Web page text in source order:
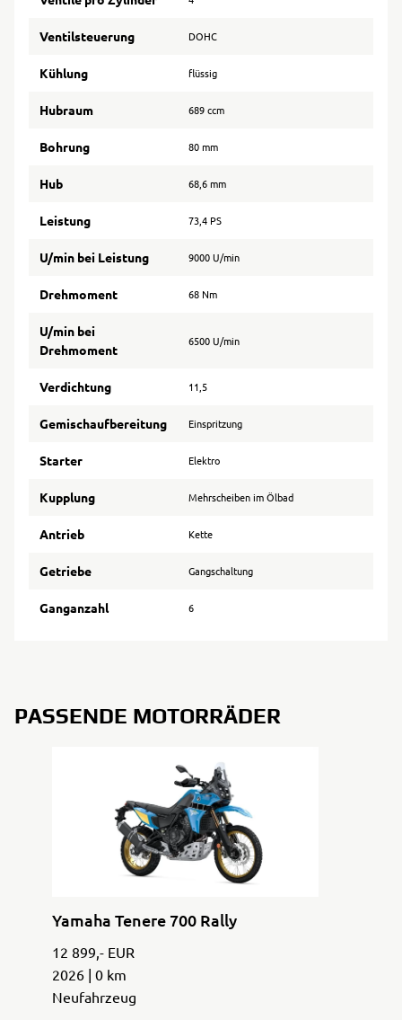
Ventilsteuerung DOHC
Kühlung flüssig
Hubraum 689 ccm
Bohrung 80 mm
Hub 68,6 mm
Leistung 73,4 PS
U/min bei Leistung 9000 U/min
Drehmoment 68 Nm
U/min bei
Drehmoment
6500 U/min
Verdichtung 11,5
Gemischaufbereitung Einspritzung
Starter Elektro
Kupplung Mehrscheiben im Ölbad
Antrieb Kette
Getriebe Gangschaltung
Ganganzahl 6
PASSENDE MOTORRÄDER
Yamaha Tenere 700 Rally
12 899,- EUR
2026 | 0 km
Neufahrzeug